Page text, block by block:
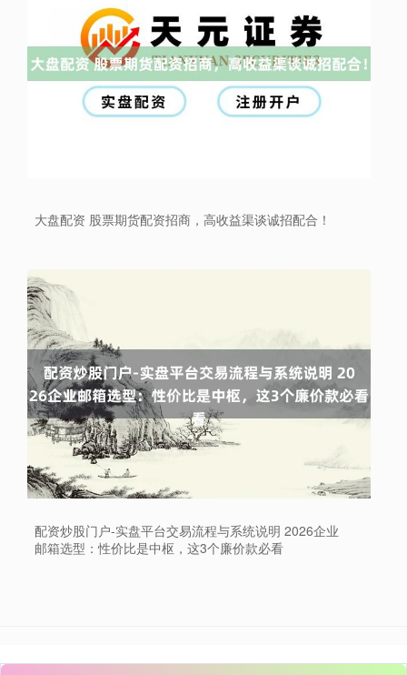
大盘配资 股票期货配资招商，高收益渠谈诚招配合！
配资炒股门户-实盘平台交易流程与系统说明 2026企业
邮箱选型：性价比是中枢，这3个廉价款必看